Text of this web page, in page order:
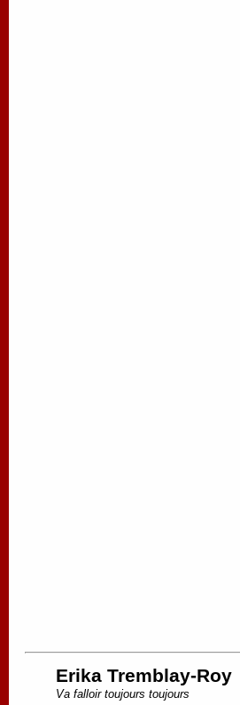
Erika Tremblay-Roy
Va falloir toujours toujours